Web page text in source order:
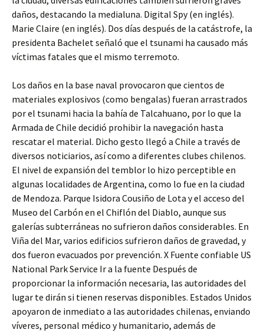
daños, destacando la medialuna. Digital Spy (en inglés).
Marie Claire (en inglés). Dos días después de la catástrofe, la
presidenta Bachelet señaló que el tsunami ha causado más
víctimas fatales que el mismo terremoto.
Los daños en la base naval provocaron que cientos de
materiales explosivos (como bengalas) fueran arrastrados
por el tsunami hacia la bahía de Talcahuano, por lo que la
Armada de Chile decidió prohibir la navegación hasta
rescatar el material. Dicho gesto llegó a Chile a través de
diversos noticiarios, así como a diferentes clubes chilenos.
El nivel de expansión del temblor lo hizo perceptible en
algunas localidades de Argentina, como lo fue en la ciudad
de Mendoza. Parque Isidora Cousiño de Lota y el acceso del
Museo del Carbón en el Chiflón del Diablo, aunque sus
galerías subterráneas no sufrieron daños considerables. En
Viña del Mar, varios edificios sufrieron daños de gravedad, y
dos fueron evacuados por prevención. X Fuente confiable US
National Park Service Ir a la fuente Después de
proporcionar la información necesaria, las autoridades del
lugar te dirán si tienen reservas disponibles. Estados Unidos
apoyaron de inmediato a las autoridades chilenas, enviando
víveres, personal médico y humanitario, además de